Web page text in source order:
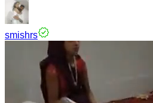
smishrs